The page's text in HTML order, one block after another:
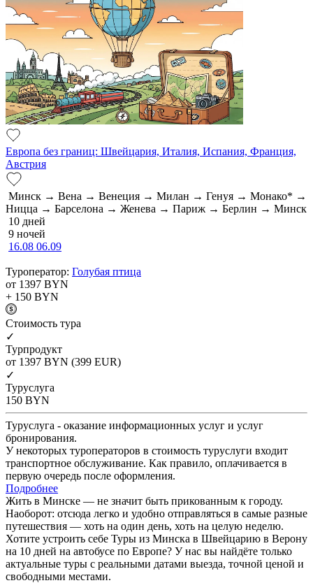
Европа без границ: Швейцария, Италия, Испания, Франция,
Австрия
Минск → Вена → Венеция → Милан → Генуя → Монако* →
Ницца → Барселона → Женева → Париж → Берлин → Минск
10 дней
9 ночей
16.08 06.09
Туроператор: Голубая птица
от 1397 BYN
+ 150 BYN
Cтоимость тура
✓
Турпродукт
от 1397 BYN (399 EUR)
✓
Туруслуга
150 BYN
Туруслуга - оказание информационных услуг и услуг
бронирования.
У некоторых туроператоров в стоимость туруслуги входит
транспортное обслуживание. Как правило, оплачивается в
первую очередь после оформления.
Подробнее
Жить в Минске — не значит быть прикованным к городу.
Наоборот: отсюда легко и удобно отправляться в самые разные
путешествия — хоть на один день, хоть на целую неделю.
Хотите устроить себе Туры из Минска в Швейцарию в Верону
на 10 дней на автобусе по Европе? У нас вы найдёте только
актуальные туры с реальными датами выезда, точной ценой и
свободными местами.